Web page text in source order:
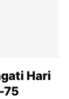
Hari
75